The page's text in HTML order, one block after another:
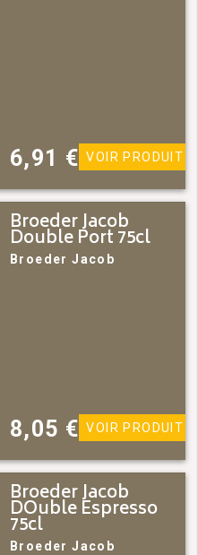
6,91 € VOIR PRODUIT
Broeder Jacob
Double Port 75cl
Broeder Jacob
8,05 € VOIR PRODUIT
Broeder Jacob
DOuble Espresso
75cl
Broeder Jacob